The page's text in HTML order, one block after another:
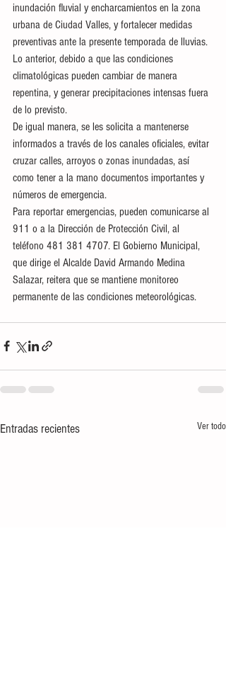
inundación fluvial y encharcamientos en la zona
urbana de Ciudad Valles, y fortalecer medidas
preventivas ante la presente temporada de lluvias.
Lo anterior, debido a que las condiciones
climatológicas pueden cambiar de manera
repentina, y generar precipitaciones intensas fuera
de lo previsto.
De igual manera, se les solicita a mantenerse
informados a través de los canales oficiales, evitar
cruzar calles, arroyos o zonas inundadas, así
como tener a la mano documentos importantes y
números de emergencia.
Para reportar emergencias, pueden comunicarse al
911 o a la Dirección de Protección Civil, al
teléfono 481 381 4707. El Gobierno Municipal,
que dirige el Alcalde David Armando Medina
Salazar, reitera que se mantiene monitoreo
permanente de las condiciones meteorológicas.
Entradas recientes Ver todo